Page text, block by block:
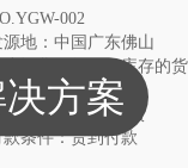
002
源地：中国广东佛山
小订货：如果有库存的
：备件纸箱包装
货时间：2天内交货
款条件：货到付款
方案
计